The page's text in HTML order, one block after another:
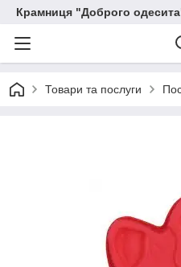
Крамниця "Доброго
Товари та послуги